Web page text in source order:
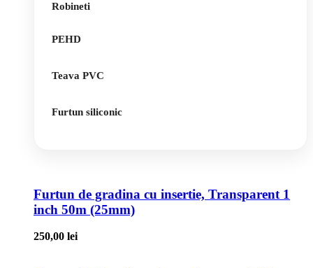
Robineti
PEHD
Teava PVC
Furtun siliconic
Furtun de gradina cu insertie, Transparent 1
inch 50m (25mm)
250,00 lei